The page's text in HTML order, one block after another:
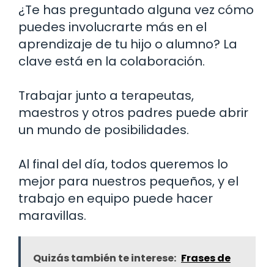
¿Te has preguntado alguna vez cómo
puedes involucrarte más en el
aprendizaje de tu hijo o alumno? La
clave está en la colaboración.
Trabajar junto a terapeutas,
maestros y otros padres puede abrir
un mundo de posibilidades.
Al final del día, todos queremos lo
mejor para nuestros pequeños, y el
trabajo en equipo puede hacer
maravillas.
Quizás también te interese: Frases de